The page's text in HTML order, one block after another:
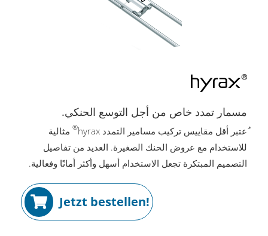
مسمار تمدد خاص من أجل التوسع الحنكي.
ُعتبر أقل مقاييس تركيب مسامير التمدد hyrax ® مثالية
للاستخدام مع عروض الحنك الصغيرة. العديد من تفاصيل
التصميم المبتكرة تجعل الاستخدام أسهل وأكثر أمانًا وفعالية.
Jetzt bestellen!